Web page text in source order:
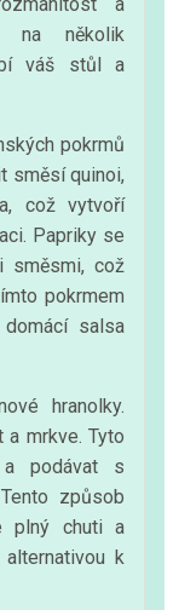
na několik
váš stůl a
pokrmů
směsí quinoi,
což vytvoří
Papriky se
směsmi, což
pokrmem
salsa
hranolky.
a mrkve. Tyto
podávat s
způsob
plný chuti a
k